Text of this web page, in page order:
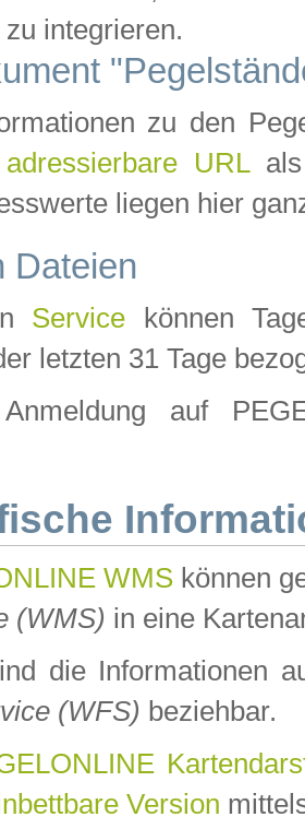
integrieren.
zu den
URLals
liegen hier
Dateien
Service können
letzten 31 Tage
auf
WMS können
(WMS) in eine
die Informationen
(WFS) beziehbar.
Version